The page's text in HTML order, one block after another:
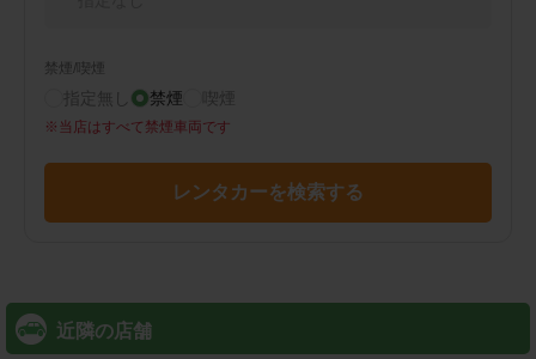
禁煙/喫煙
指定無し 禁煙 喫煙
※ 当店はすべて禁煙車両です
レンタカーを検索する
近隣の店舗